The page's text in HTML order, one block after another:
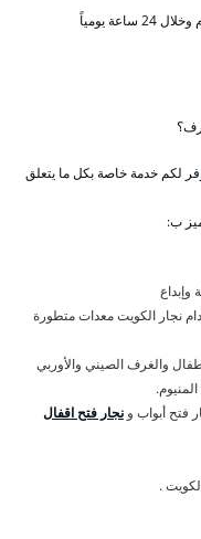
يومياً
لكم خدمة خاصة بكل ما يتعلق
ب:
نجار الكويت معدات متطورة
والغرف الصيني والأوربي
فتح أبواب و نجار فتح اقفال
.